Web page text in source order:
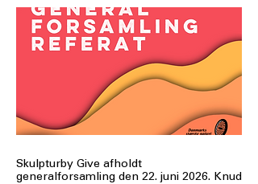
Skulpturby Give afholdt
generalforsamling den 22. juni 2026. Knud